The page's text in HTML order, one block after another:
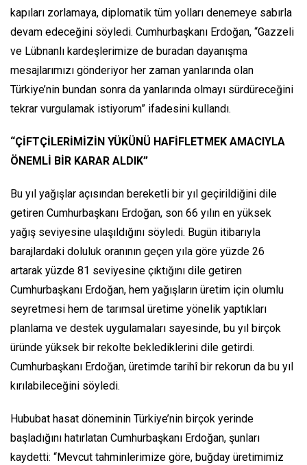
kapıları zorlamaya, diplomatik tüm yolları denemeye sabırla
devam edeceğini söyledi. Cumhurbaşkanı Erdoğan, “Gazzeli
ve Lübnanlı kardeşlerimize de buradan dayanışma
mesajlarımızı gönderiyor her zaman yanlarında olan
Türkiye’nin bundan sonra da yanlarında olmayı sürdüreceğini
tekrar vurgulamak istiyorum” ifadesini kullandı.
“ÇİFTÇİLERİMİZİN YÜKÜNÜ HAFİFLETMEK AMACIYLA
ÖNEMLİ BİR KARAR ALDIK”
Bu yıl yağışlar açısından bereketli bir yıl geçirildiğini dile
getiren Cumhurbaşkanı Erdoğan, son 66 yılın en yüksek
yağış seviyesine ulaşıldığını söyledi. Bugün itibarıyla
barajlardaki doluluk oranının geçen yıla göre yüzde 26
artarak yüzde 81 seviyesine çıktığını dile getiren
Cumhurbaşkanı Erdoğan, hem yağışların üretim için olumlu
seyretmesi hem de tarımsal üretime yönelik yaptıkları
planlama ve destek uygulamaları sayesinde, bu yıl birçok
üründe yüksek bir rekolte beklediklerini dile getirdi.
Cumhurbaşkanı Erdoğan, üretimde tarihî bir rekorun da bu yıl
kırılabileceğini söyledi.
Hububat hasat döneminin Türkiye’nin birçok yerinde
başladığını hatırlatan Cumhurbaşkanı Erdoğan, şunları
kaydetti: “Mevcut tahminlerimize göre, buğday üretimimiz